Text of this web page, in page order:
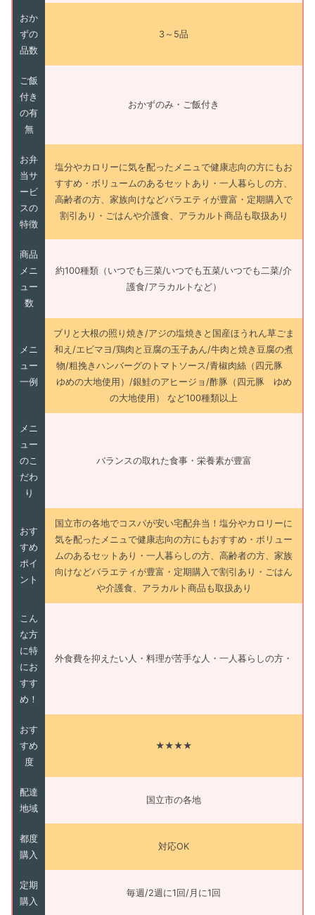
おか
ずの
品数
3～5品
ご飯
付き
の有
無
おかずのみ・ご飯付き
お弁
当サ
ービ
スの
特徴
塩分やカロリーに気を配ったメニュで健康志向の方にもお
すすめ・ボリュームのあるセットあり・一人暮らしの方、
高齢者の方、家族向けなどバラエティが豊富・定期購入で
割引あり・ごはんや介護食、アラカルト商品も取扱あり
商品
メニ
ュー
数
約100種類（いつでも三菜/いつでも五菜/いつでも二菜/介
護食/アラカルトなど）
メニ
ュー
一例
ブリと大根の照り焼き/アジの塩焼きと国産ほうれん草ごま
和え/エビマヨ/鶏肉と豆腐の玉子あん/牛肉と焼き豆腐の煮
物/粗挽きハンバーグのトマトソース/青椒肉絲（四元豚
ゆめの大地使用）/銀鮭のアヒージョ/酢豚（四元豚 ゆめ
の大地使用） など100種類以上
メニ
ュー
のこ
だわ
り
バランスの取れた食事・栄養素が豊富
おす
すめ
ポイ
ント
国立市の各地でコスパが安い宅配弁当！塩分やカロリーに
気を配ったメニュで健康志向の方にもおすすめ・ボリュー
ムのあるセットあり・一人暮らしの方、高齢者の方、家族
向けなどバラエティが豊富・定期購入で割引あり・ごはん
や介護食、アラカルト商品も取扱あり
こん
な方
に特
にお
すす
め！
外食費を抑えたい人・料理が苦手な人・一人暮らしの方・
おす
すめ
度
★★★★
配達
地域
国立市の各地
都度
購入
対応OK
定期
購入
毎週/2週に1回/月に1回